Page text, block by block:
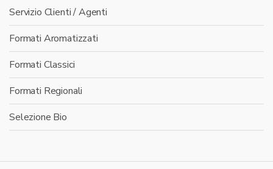
Servizio Clienti / Agenti
Formati Aromatizzati
Formati Classici
Formati Regionali
Selezione Bio